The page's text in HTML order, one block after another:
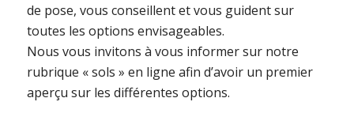
de pose, vous conseillent et vous guident sur
toutes les options envisageables.
Nous vous invitons à vous informer sur notre
rubrique « sols » en ligne afin d’avoir un premier
aperçu sur les différentes options.